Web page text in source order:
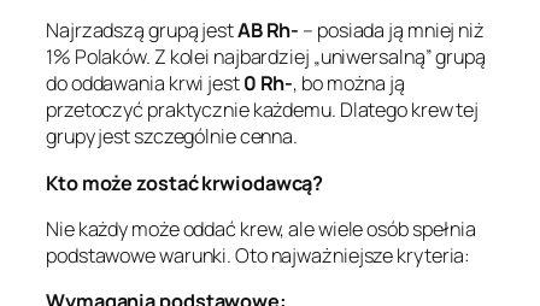
Najrzadszą grupą jestAB Rh- – posiada ją mniej niż
1% Polaków. Z kolei najbardziej „uniwersalną” grupą
do oddawania krwi jest0 Rh-, bo można ją
przetoczyć praktycznie każdemu. Dlatego krew tej
grupy jest szczególnie cenna.
Kto może zostać krwiodawcą?
Nie każdy może oddać krew, ale wiele osób spełnia
podstawowe warunki. Oto najważniejsze kryteria: